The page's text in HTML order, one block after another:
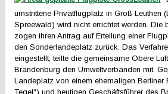
umstrittene Privatflugplatz in Groß Leuthen
Spreewald) wird nicht errichtet werden. Die
zogen ihren Antrag auf Erteilung einer
den Sonderlandeplatz zurück. Das
eingestellt, teilte die gemeinsame Obere
Brandenburg den Umweltverbänden mit.
Landeplatz von einem ehemaligen Berliner
Tegel“) und heutigen Geschäftsführer des